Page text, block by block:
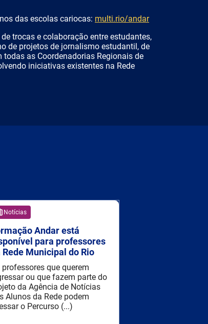
das escolas cariocas: multi.rio/andar
trocas e colaboração entre estudantes,
de projetos de jornalismo estudantil, de
as Coordenadorias Regionais de
iniciativas existentes na Rede
Notícias
Andar está
para professores
Rede Municipal do Rio
professores que querem
ou que fazem parte do
da Agência de Notícias
Alunos da Rede podem
o Percurso (...)